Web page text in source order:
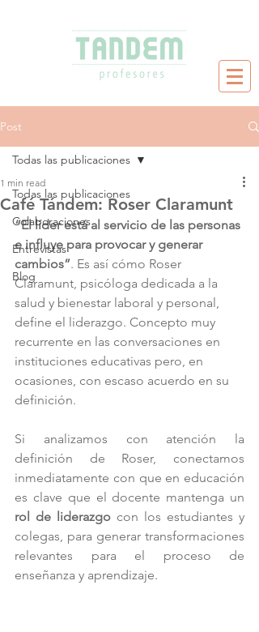
Post
Todas las publicaciones
Colaboraciones
Entrevistas
Blog
Todas las publicaciones
Café Tándem: Roser Claramunt
1 min read
“El líder está al servicio de las personas
e influye para provocar y generar
cambios”. Es así cómo Roser
Claramunt, psicóloga dedicada a la
salud y bienestar laboral y personal,
define el liderazgo. Concepto muy
recurrente en las conversaciones en
instituciones educativas pero, en
ocasiones, con escaso acuerdo en su
definición.
Si analizamos con atención la
definición de Roser, conectamos
inmediatamente con que en educación
es clave que el docente mantenga un
rol de liderazgo con los estudiantes y
colegas, para generar transformaciones
relevantes para el proceso de
enseñanza y aprendizaje.